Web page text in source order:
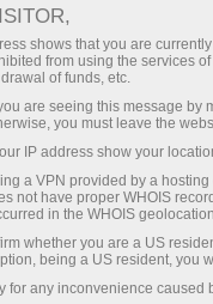
Analysis
For those of you
we have prepared
These articles will
instruments, show
analysis, and will
your own trading
shows that you are
from using the services
of funds, etc.
are seeing this message by
you must leave the
IP address show your
a VPN provided by a
not have proper WHOIS
in the WHOIS
whether you are a US
being a US resident, you
for any inconvenience caused